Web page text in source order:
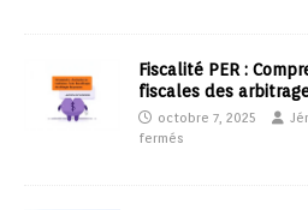
Fiscalité PER :
fiscales des
octobre 7, 2025
fermés